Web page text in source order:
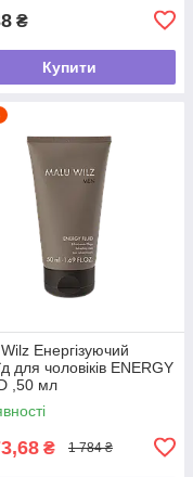
₴
Купити
Енергізуючий
для чоловіків ENERGY
,50 мл
₴ 1 784 ₴